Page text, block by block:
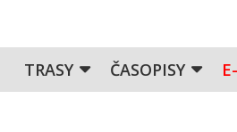
TRASY ČASOPISY